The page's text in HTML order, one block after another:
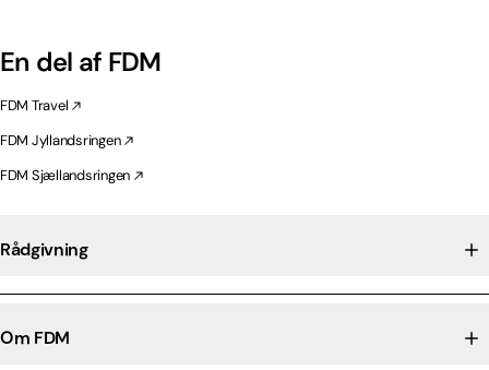
En del af FDM
FDM Travel
FDM Jyllandsringen
FDM Sjællandsringen
Rådgivning
Om FDM